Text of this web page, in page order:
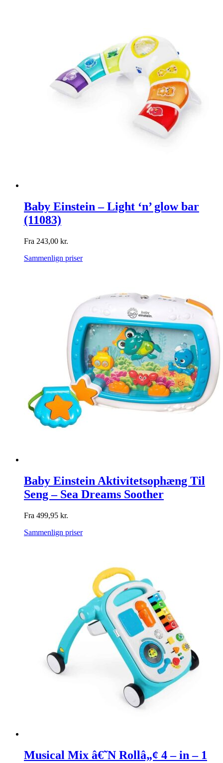
Baby Einstein – Light ‘n’ glow bar
(11083)
Fra 243,00 kr.
Sammenlign priser
Baby Einstein Aktivitetsophæng Til
Seng – Sea Dreams Soother
Fra 499,95 kr.
Sammenlign priser
Musical Mix â€˜N Rollâ„¢ 4 – in – 1